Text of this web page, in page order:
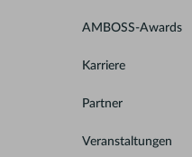
AMBOSS-Awards
Karriere
Partner
Veranstaltungen